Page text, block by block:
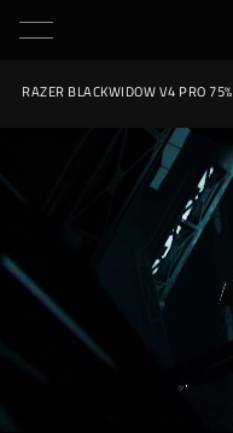
RAZER BLACKWIDOW V4 PRO 75%